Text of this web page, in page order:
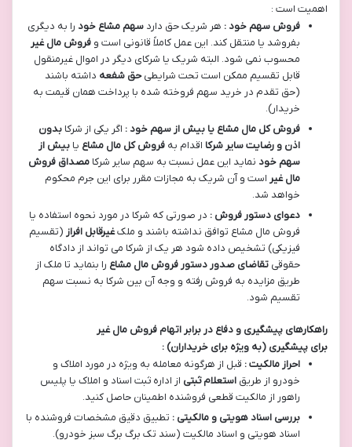
اهمیت است :
فروش سهم خود : هر شریک حق دارد سهم مشاع خود را به دیگری
بفروشد یا منتقل کند. این عمل کاملاً قانونی است و فروش مال غیر
محسوب نمی شود. البته شریک یا شرکای دیگر در اموال غیرمنقول
قابل تقسیم ممکن است تحت شرایطیحق شفعه داشته باشند
(حق تقدم در خرید سهم فروخته شده با پرداخت همان قیمت به
خریدار).
فروش کل مال مشاع یا بیش از سهم خود : اگر یکی از شرکا بدون
اذن و رضایت سایر شرکا اقدام به فروش کل مال مشاع یا بیش از
سهم خود نماید این عمل نسبت به سهم سایر شرکا مصداق فروش
مال غیر است و آن شریک به مجازات مقرر برای این جرم محکوم
خواهد شد.
دعوای دستور فروش : در صورتی که شرکا در مورد نحوه استفاده یا
فروش مال مشاع توافق نداشته باشند و ملکغیرقابل افراز (تقسیم
فیزیکی) تشخیص داده شود هر یک از شرکا می تواند از دادگاه
حقوقی تقاضای صدور دستور فروش مال مشاع را بنماید تا ملک از
طریق مزایده به فروش رفته و وجه آن بین شرکا به نسبت سهم
تقسیم شود.
راهکارهای پیشگیری و دفاع در برابر اتهام فروش مال غیر
برای پیشگیری (به ویژه برای خریداران) :
احراز مالکیت : قبل از هرگونه معامله به ویژه در مورد املاک و
خودرو از طریق استعلام ثبتی از اداره ثبت اسناد و املاک یا پلیس
راهور از مالکیت قطعی فروشنده اطمینان حاصل کنید.
بررسی اسناد هویتی و مالکیتی : تطبیق دقیق مشخصات فروشنده با
اسناد هویتی و اسناد مالکیت (سند تک برگ برگ سبز خودرو).